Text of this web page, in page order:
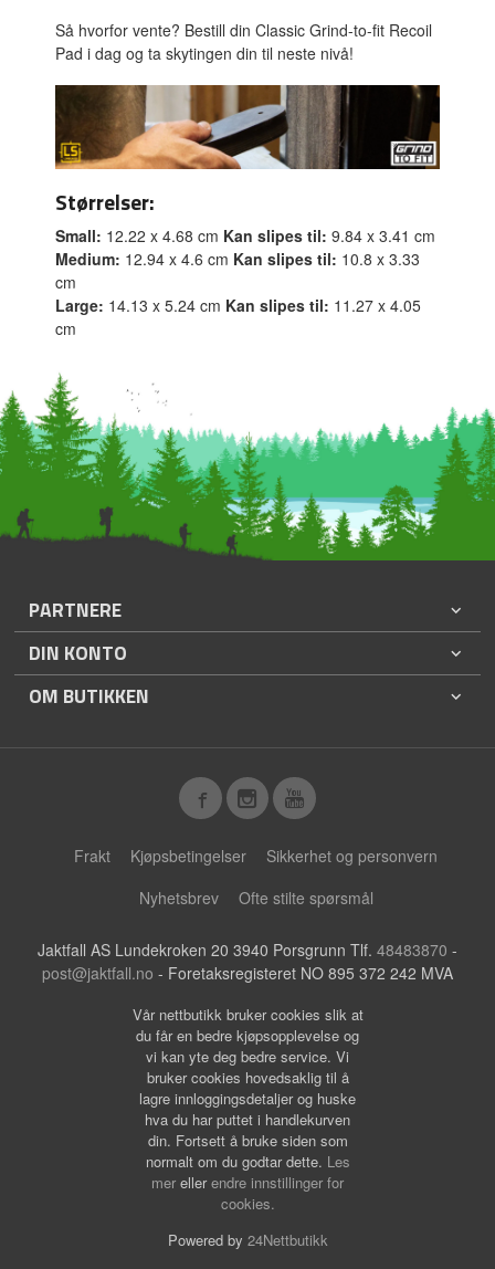
Så hvorfor vente? Bestill din Classic Grind-to-fit Recoil
Pad i dag og ta skytingen din til neste nivå!
Størrelser:
Small: 12.22 x 4.68 cm Kan slipes til: 9.84 x 3.41 cm
Medium: 12.94 x 4.6 cm Kan slipes til: 10.8 x 3.33
cm
Large: 14.13 x 5.24 cm Kan slipes til: 11.27 x 4.05
cm
PARTNERE
DIN KONTO
OM BUTIKKEN
Frakt Kjøpsbetingelser
Sikkerhet og personvern
Nyhetsbrev
Ofte stilte spørsmål
Jaktfall AS Lundekroken 20 3940 Porsgrunn Tlf. 48483870 -
post@jaktfall.no - Foretaksregisteret NO 895 372 242 MVA
Vår nettbutikk bruker cookies slik at
du får en bedre kjøpsopplevelse og
vi kan yte deg bedre service. Vi
bruker cookies hovedsaklig til å
lagre innloggingsdetaljer og huske
hva du har puttet i handlekurven
din. Fortsett å bruke siden som
normalt om du godtar dette. Les
mer ellerendre innstillinger for
cookies.
Powered by 24Nettbutikk